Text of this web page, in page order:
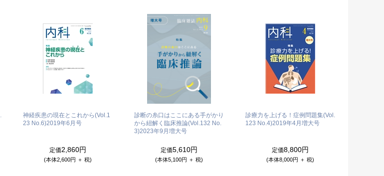
神経疾患の現在とこれから(Vol.1
23 No.6)2019年6月号
定価2,860円
(本体2,600円 ＋ 税)
診断の糸口はここにある手がかり
から紐解く臨床推論(Vol.132 No.
3)2023年9月増大号
定価5,610円
(本体5,100円 ＋ 税)
診療力を上げる！症例問題集(Vol.
123 No.4)2019年4月増大号
定価8,800円
(本体8,000円 ＋ 税)